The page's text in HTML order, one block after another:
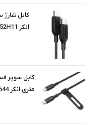
انکر A8852H11
متری انکر 544 A80F1H11